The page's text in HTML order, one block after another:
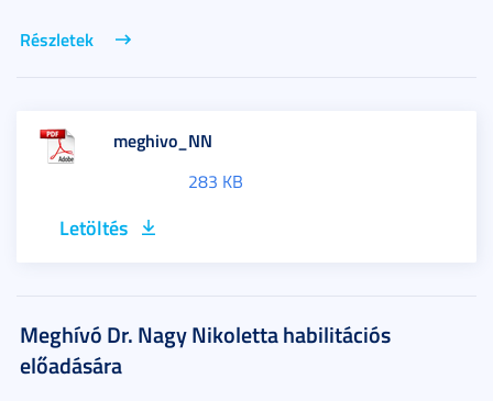
Részletek
meghivo_NN
283 KB
Letöltés
Meghívó Dr. Nagy Nikoletta habilitációs
előadására